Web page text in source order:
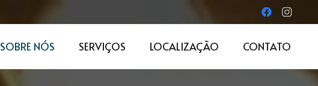
SOBRE NÓS SERVIÇOS LOCALIZAÇÃO CONTATO